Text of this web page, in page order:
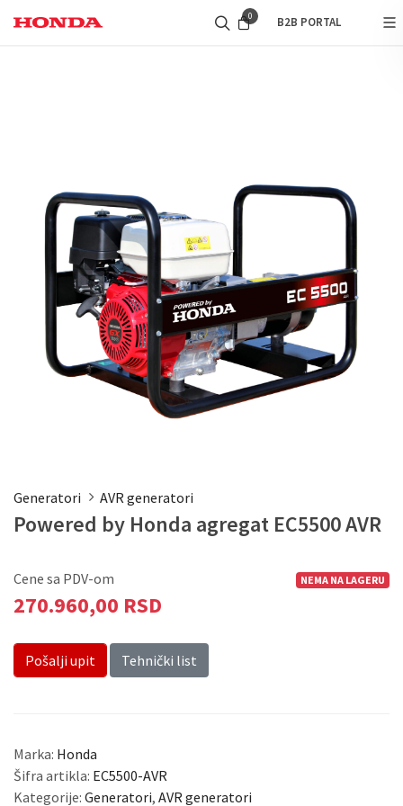
0 B2B PORTAL
Generatori AVR generatori
Powered by Honda agregat EC5500 AVR
NEMA NA LAGERU
Cene sa PDV-om
270.960,00 RSD
Pošalji upit Tehnički list
Marka: Honda
Šifra artikla: EC5500-AVR
Kategorije: Generatori, AVR generatori